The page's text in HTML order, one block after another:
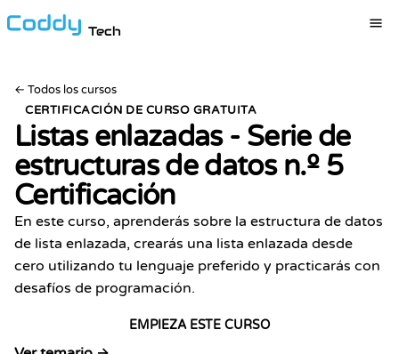
Tech
← Todos los cursos
CERTIFICACIÓN DE CURSO GRATUITA
Listas enlazadas - Serie de
estructuras de datos n.º 5
Certificación
En este curso, aprenderás sobre la estructura de datos
de lista enlazada, crearás una lista enlazada desde
cero utilizando tu lenguaje preferido y practicarás con
desafíos de programación.
EMPIEZA ESTE CURSO